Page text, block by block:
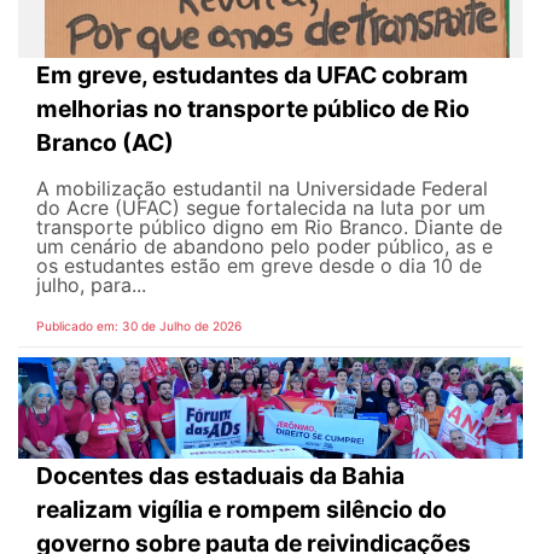
Em greve, estudantes da UFAC cobram
melhorias no transporte público de Rio
Branco (AC)
A mobilização estudantil na Universidade Federal
do Acre (UFAC) segue fortalecida na luta por um
transporte público digno em Rio Branco. Diante de
um cenário de abandono pelo poder público, as e
os estudantes estão em greve desde o dia 10 de
julho, para...
Publicado em: 30 de Julho de 2026
Docentes das estaduais da Bahia
realizam vigília e rompem silêncio do
governo sobre pauta de reivindicações